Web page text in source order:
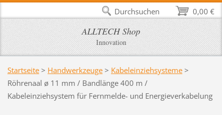
ALLTECH Shop
Innovation
Startseite > Handwerkzeuge > Kabeleinziehsysteme >
Röhrenaal ø 11 mm / Bandlänge 400 m /
Kabeleinziehsystem für Fernmelde- und Energieverkabelung
0,00 €
Durchsuchen